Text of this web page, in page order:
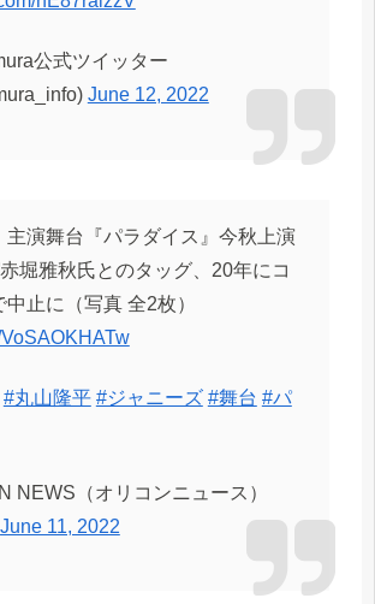
公式ツイッター
June 12, 2022
主演舞台『パラダイス』今秋上演
堀雅秋氏とのタッグ、20年にコ
中止に（写真 全2枚）
#丸山隆平 #ジャニーズ #舞台 #パ
NEWS（オリコンニュース）
June 11, 2022